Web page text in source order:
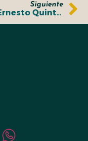
Siguiente
Luis Ernesto Quintero Mejía